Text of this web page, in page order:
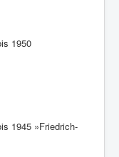
1950
1945 »Friedrich-